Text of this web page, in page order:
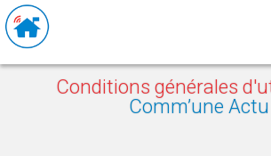
Conditions générales
Comm’une Actu